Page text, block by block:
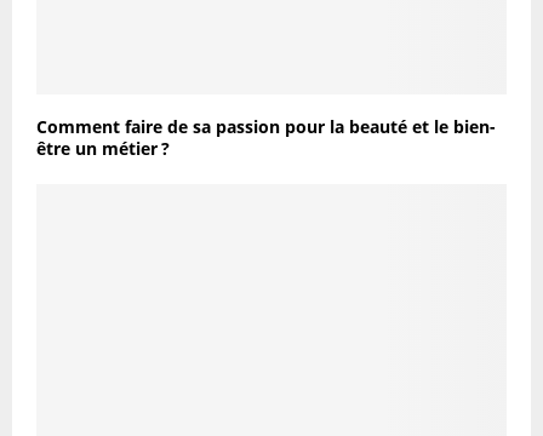
Comment faire de sa passion pour la beauté et le bien-
être un métier ?